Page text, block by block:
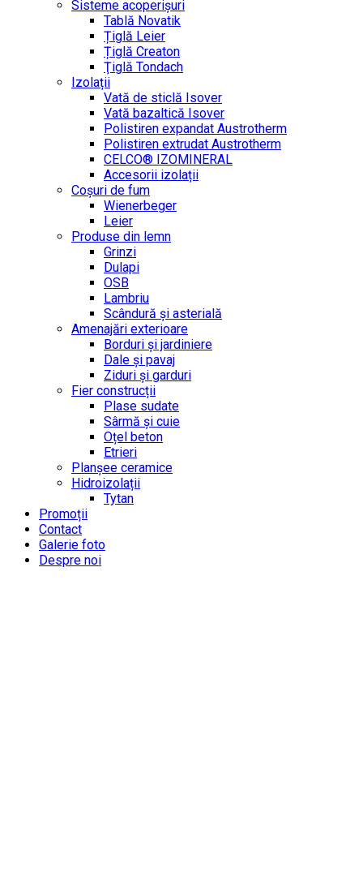
Sisteme acoperișuri
Tablă Novatik
Țiglă Leier
Țiglă Creaton
Ţiglă Tondach
Izolații
Vată de sticlă Isover
Vată bazaltică Isover
Polistiren expandat Austrotherm
Polistiren extrudat Austrotherm
CELCO® IZOMINERAL
Accesorii izolații
Coșuri de fum
Wienerbeger
Leier
Produse din lemn
Grinzi
Dulapi
OSB
Lambriu
Scândură și asterială
Amenajări exterioare
Borduri și jardiniere
Dale și pavaj
Ziduri și garduri
Fier construcții
Plase sudate
Sârmă şi cuie
Oțel beton
Etrieri
Planșee ceramice
Hidroizolații
Tytan
Promoții
Contact
Galerie foto
Despre noi